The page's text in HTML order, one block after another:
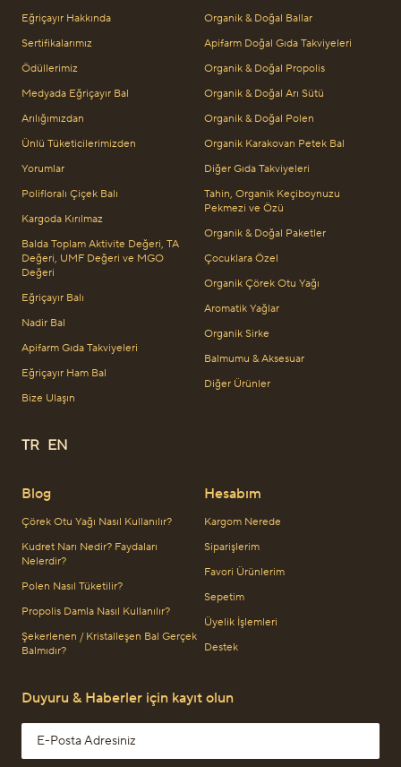
Eğriçayır Hakkında
Sertifikalarımız
Ödüllerimiz
Medyada Eğriçayır Bal
Arılığımızdan
Ünlü Tüketicilerimizden
Yorumlar
Polifloralı Çiçek Balı
Kargoda Kırılmaz
Balda Toplam Aktivite Değeri, TA
Değeri, UMF Değeri ve MGO
Değeri
Eğriçayır Balı
Nadir Bal
Apifarm Gıda Takviyeleri
Eğriçayır Ham Bal
Bize Ulaşın
TR EN
Blog
Çörek Otu Yağı Nasıl Kullanılır?
Kudret Narı Nedir? Faydaları
Nelerdir?
Polen Nasıl Tüketilir?
Propolis Damla Nasıl Kullanılır?
Şekerlenen / Kristalleşen Bal Gerçek
Balmıdır?
Organik & Doğal Ballar
Apifarm Doğal Gıda Takviyeleri
Organik & Doğal Propolis
Organik & Doğal Arı Sütü
Organik & Doğal Polen
Organik Karakovan Petek Bal
Diğer Gıda Takviyeleri
Tahin, Organik Keçiboynuzu
Pekmezi ve Özü
Organik & Doğal Paketler
Çocuklara Özel
Organik Çörek Otu Yağı
Aromatik Yağlar
Organik Sirke
Balmumu & Aksesuar
Diğer Ürünler
Hesabım
Kargom Nerede
Siparişlerim
Favori Ürünlerim
Sepetim
Üyelik İşlemleri
Destek
Duyuru & Haberler için kayıt olun
Email address